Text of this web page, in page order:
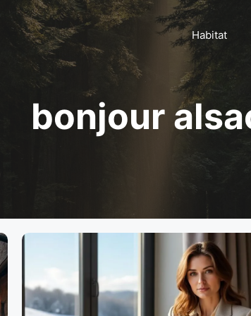
Habitat
bonjour